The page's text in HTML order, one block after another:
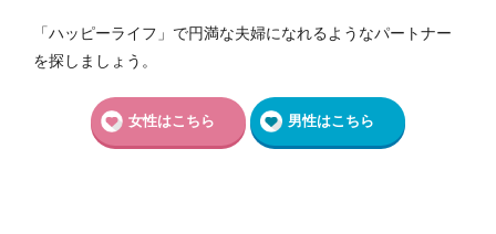
「ハッピーライフ」で円満な夫婦になれるようなパートナー
を探しましょう。
女性はこちら 男性はこちら